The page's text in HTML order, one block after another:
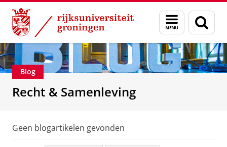
Skip
Content
Skip
Navigation
Menu
en
zoeken
Over ons Recht & Samenleving
Blog
Recht & Samenleving
Geen blogartikelen gevonden